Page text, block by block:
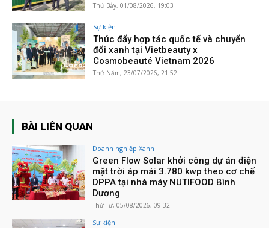
Thứ Bảy, 01/08/2026, 19:03
Sự kiện
Thúc đẩy hợp tác quốc tế và chuyển
đổi xanh tại Vietbeauty x
Cosmobeauté Vietnam 2026
Thứ Năm, 23/07/2026, 21:52
BÀI LIÊN QUAN
Doanh nghiệp Xanh
Green Flow Solar khởi công dự án điện
mặt trời áp mái 3.780 kwp theo cơ chế
DPPA tại nhà máy NUTIFOOD Bình
Dương
Thứ Tư, 05/08/2026, 09:32
Sự kiện